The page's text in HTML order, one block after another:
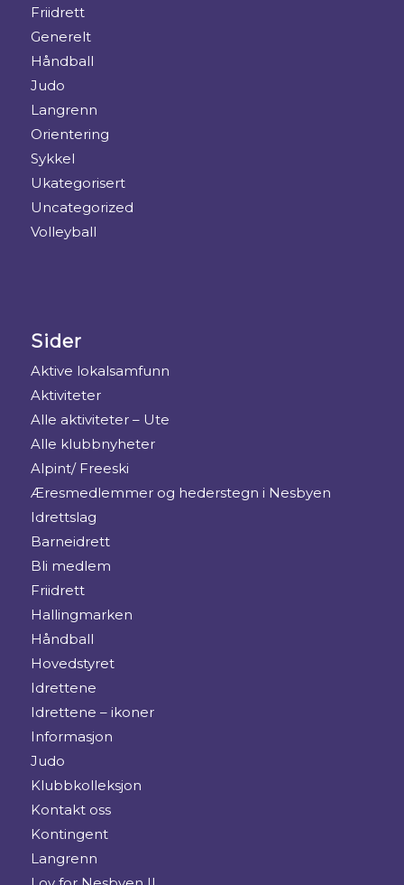
Friidrett
Generelt
Håndball
Judo
Langrenn
Orientering
Sykkel
Ukategorisert
Uncategorized
Volleyball
Sider
Aktive lokalsamfunn
Aktiviteter
Alle aktiviteter – Ute
Alle klubbnyheter
Alpint/ Freeski
Æresmedlemmer og hederstegn i Nesbyen
Idrettslag
Barneidrett
Bli medlem
Friidrett
Hallingmarken
Håndball
Hovedstyret
Idrettene
Idrettene – ikoner
Informasjon
Judo
Klubbkolleksjon
Kontakt oss
Kontingent
Langrenn